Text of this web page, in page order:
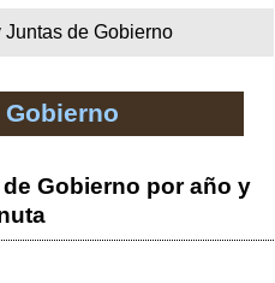
Juntas de Gobierno
Gobierno por año y